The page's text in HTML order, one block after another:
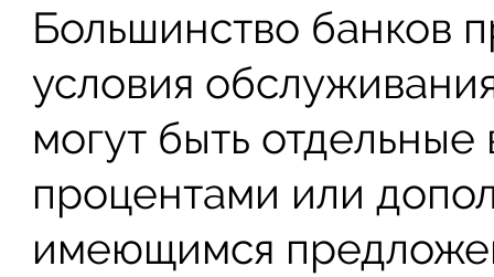
Большинство банков
условия
могут быть
процентами или
имеющимся